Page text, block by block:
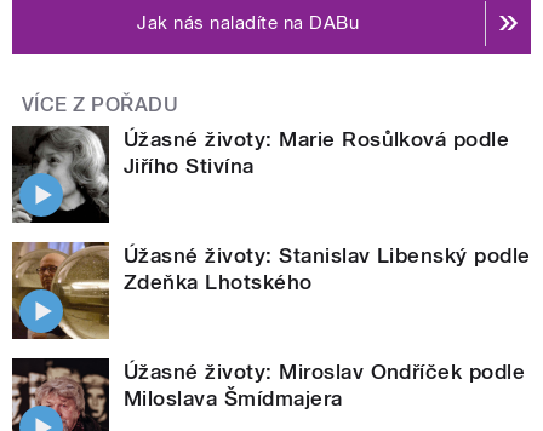
Jak nás naladíte na DABu
VÍCE Z POŘADU
Úžasné životy: Marie Rosůlková podle
Jiřího Stivína
Úžasné životy: Stanislav Libenský podle
Zdeňka Lhotského
Úžasné životy: Miroslav Ondříček podle
Miloslava Šmídmajera